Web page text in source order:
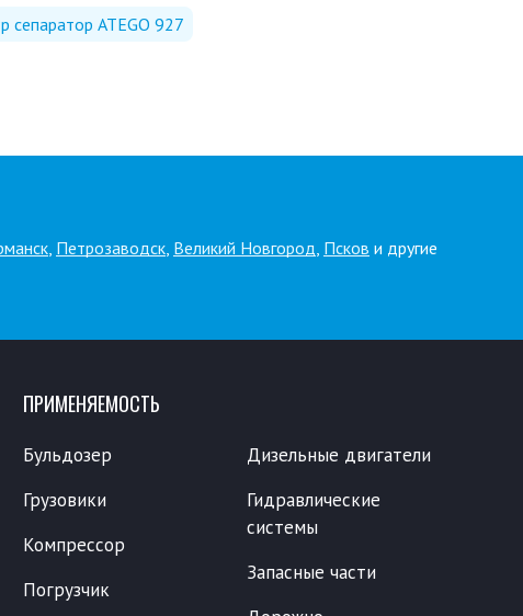
сепаратор ATEGO 927
, Петрозаводск, Великий Новгород, Псков и другие
ПРИМЕНЯЕМОСТЬ
Бульдозер
Грузовики
Компрессор
Погрузчик
Дизельные двигатели
Гидравлические
системы
Запасные части